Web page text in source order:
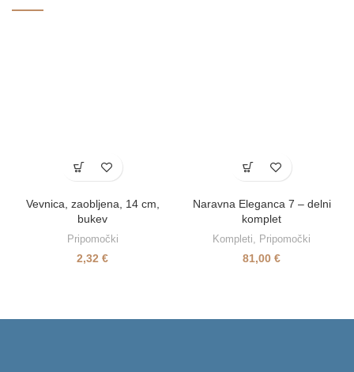
Vevnica, zaobljena, 14 cm,
bukev
Pripomočki
2,32 €
Naravna Eleganca 7 – delni
komplet
Kompleti, Pripomočki
81,00 €